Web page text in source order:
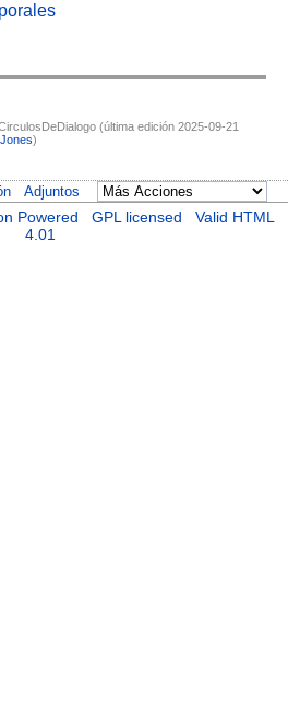
(última edición 2025-09-21
)
Adjuntos
Powered GPL licensed
Valid HTML
4.01